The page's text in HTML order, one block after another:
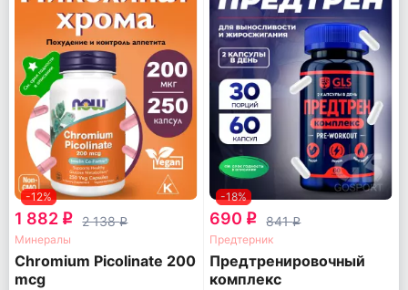
-12%
1 882 q 2 138q
Минералы
Chromium Picolinate 200
mcg
-18%
690 q 841q
Предтерник
Предтренировочный
комплекс